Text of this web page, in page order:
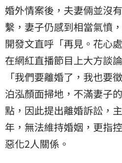
婚外情案後，夫妻倆並沒
繫，妻子仍感到相當氣憤
開發文直呼「再見。花心
在網紅直播節目上大方談
「我們要離婚了，我也要
泊泓顏面掃地，不滿妻子
點，因此提出離婚訴訟，
年，無法維持婚姻，更指
惡化2人關係。